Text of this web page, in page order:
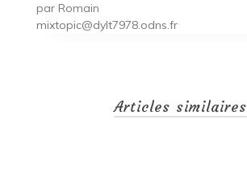
par Romain
mixtopic@dylt7978.odns.fr
Articles similaires